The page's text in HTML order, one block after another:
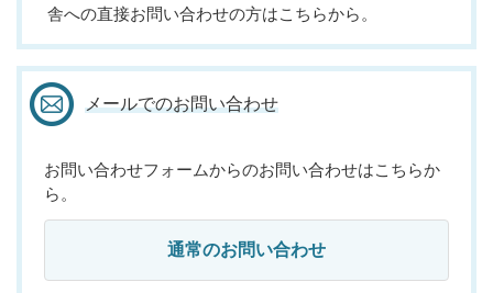
舎への直接お問い合わせの方はこちらから。
メールでのお問い合わせ
お問い合わせフォームからのお問い合わせはこちらか
ら。
通常のお問い合わせ